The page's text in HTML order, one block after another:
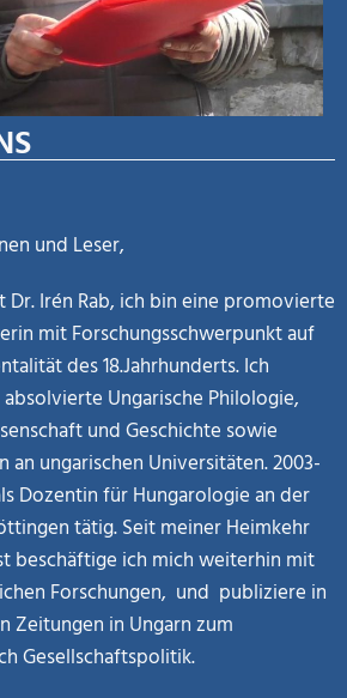
und Leser,
Dr. Irén Rab, ich bin eine promovierte
mit Forschungsschwerpunkt auf
des 18.Jahrhunderts. Ich
Ungarische Philologie,
und Geschichte sowie
an ungarischen Universitäten. 2003-
Dozentin für Hungarologie an der
tätig. Seit meiner Heimkehr
beschäftige ich mich weiterhin mit
Forschungen, und publiziere in
Zeitungen in Ungarn zum
Gesellschaftspolitik.